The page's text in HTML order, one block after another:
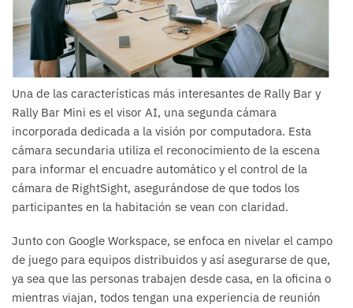
Una de las características más interesantes de Rally Bar y
Rally Bar Mini es el visor AI, una segunda cámara
incorporada dedicada a la visión por computadora. Esta
cámara secundaria utiliza el reconocimiento de la escena
para informar el encuadre automático y el control de la
cámara de RightSight, asegurándose de que todos los
participantes en la habitación se vean con claridad.
Junto con Google Workspace, se enfoca en nivelar el campo
de juego para equipos distribuidos y así asegurarse de que,
ya sea que las personas trabajen desde casa, en la oficina o
mientras viajan, todos tengan una experiencia de reunión